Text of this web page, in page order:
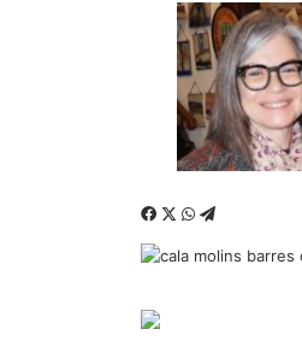
Facebook
X WhatsApp
Telegram